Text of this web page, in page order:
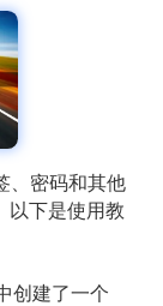
、密码和其他
以下是使用教
创建了一个